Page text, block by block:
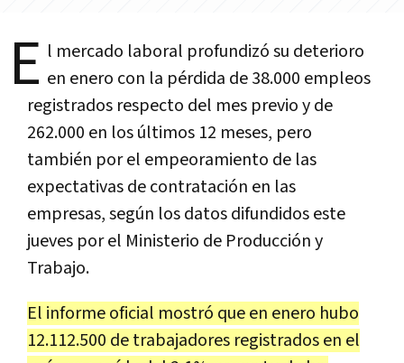
E l mercado laboral profundizó su deterioro
en enero con la pérdida de 38.000 empleos
registrados respecto del mes previo y de
262.000 en los últimos 12 meses, pero
también por el empeoramiento de las
expectativas de contratación en las
empresas, según los datos difundidos este
jueves por el Ministerio de Producción y
Trabajo.
El informe oficial mostró que en enero hubo
12.112.500 de trabajadores registrados en el